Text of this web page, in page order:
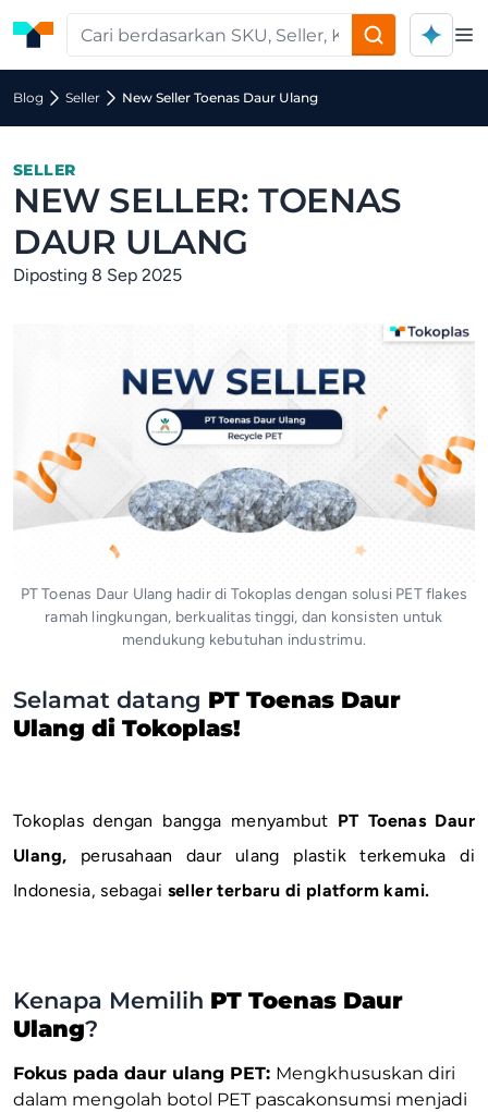
Blog Seller New Seller Toenas Daur Ulang
SELLER
NEW SELLER: TOENAS
DAUR ULANG
Diposting 8 Sep 2025
PT Toenas Daur Ulang hadir di Tokoplas dengan solusi PET flakes
ramah lingkungan, berkualitas tinggi, dan konsisten untuk
mendukung kebutuhan industrimu.
Selamat datang PT Toenas Daur
Ulang di Tokoplas!
Tokoplas dengan bangga menyambut PT Toenas Daur
Ulang, perusahaan daur ulang plastik terkemuka di
Indonesia, sebagai seller terbaru di platform kami.
Kenapa Memilih PT Toenas Daur
Ulang?
Fokus pada daur ulang PET: Mengkhususkan diri
dalam mengolah botol PET pascakonsumsi menjadi